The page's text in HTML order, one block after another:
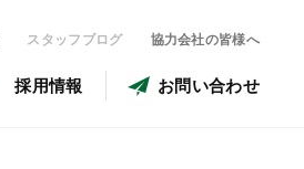
スタッフブログ 協力会社の皆様へ
採用情報 お問い合わせ